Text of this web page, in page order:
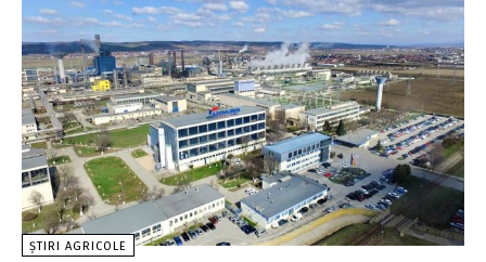
ȘTIRI AGRICOLE